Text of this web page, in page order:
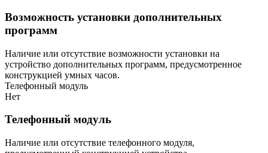
Возможность установки дополнительных
программ
Наличие или отсутствие возможности установки на
устройство дополнительных программ, предусмотренное
конструкцией умных часов.
Телефонный модуль
Нет
Телефонный модуль
Наличие или отсутствие телефонного модуля,